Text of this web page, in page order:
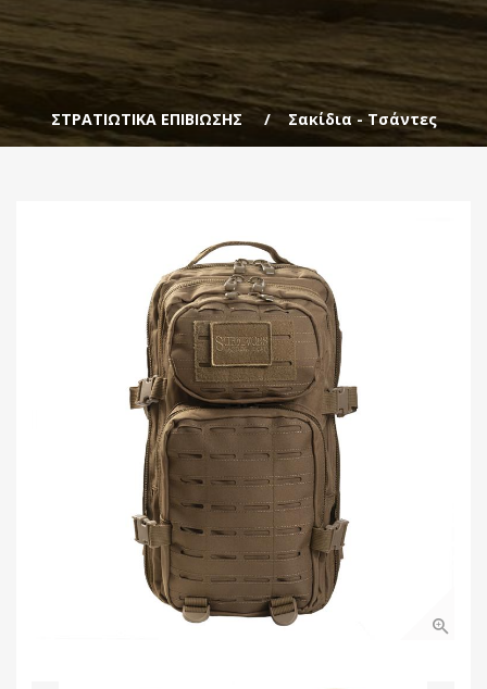
ΣΤΡΑΤΙΩΤΙΚΑ ΕΠΙΒΙΩΣΗΣ Σακίδια - Τσάντες